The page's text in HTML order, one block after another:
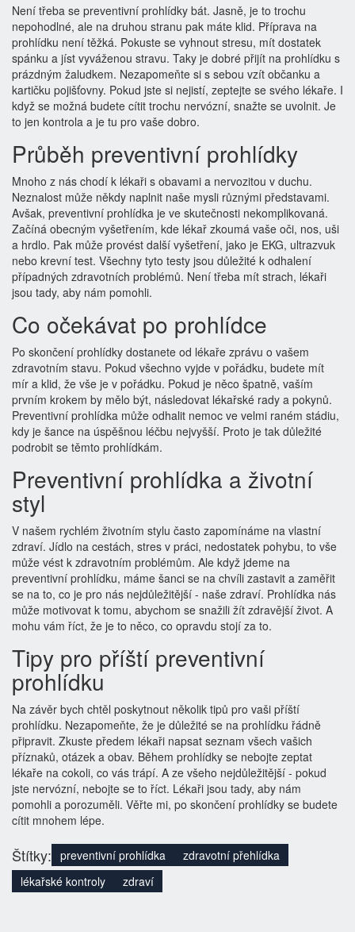
Není třeba se preventivní prohlídky bát. Jasně, je to trochu
nepohodlné, ale na druhou stranu pak máte klid. Příprava na
prohlídku není těžká. Pokuste se vyhnout stresu, mít dostatek
spánku a jíst vyváženou stravu. Taky je dobré přijít na prohlídku s
prázdným žaludkem. Nezapomeňte si s sebou vzít občanku a
kartičku pojišťovny. Pokud jste si nejistí, zeptejte se svého lékaře. I
když se možná budete cítit trochu nervózní, snažte se uvolnit. Je
to jen kontrola a je tu pro vaše dobro.
Průběh preventivní prohlídky
Mnoho z nás chodí k lékaři s obavami a nervozitou v duchu.
Neznalost může někdy naplnit naše mysli různými představami.
Avšak, preventivní prohlídka je ve skutečnosti nekomplikovaná.
Začíná obecným vyšetřením, kde lékař zkoumá vaše oči, nos, uši
a hrdlo. Pak může provést další vyšetření, jako je EKG, ultrazvuk
nebo krevní test. Všechny tyto testy jsou důležité k odhalení
případných zdravotních problémů. Není třeba mít strach, lékaři
jsou tady, aby nám pomohli.
Co očekávat po prohlídce
Po skončení prohlídky dostanete od lékaře zprávu o vašem
zdravotním stavu. Pokud všechno vyjde v pořádku, budete mít
mír a klid, že vše je v pořádku. Pokud je něco špatně, vaším
prvním krokem by mělo být, následovat lékařské rady a pokynů.
Preventivní prohlídka může odhalit nemoc ve velmi raném stádiu,
kdy je šance na úspěšnou léčbu nejvyšší. Proto je tak důležité
podrobit se těmto prohlídkám.
Preventivní prohlídka a životní
styl
V našem rychlém životním stylu často zapomínáme na vlastní
zdraví. Jídlo na cestách, stres v práci, nedostatek pohybu, to vše
může vést k zdravotním problémům. Ale když jdeme na
preventivní prohlídku, máme šanci se na chvíli zastavit a zaměřit
se na to, co je pro nás nejdůležitější - naše zdraví. Prohlídka nás
může motivovat k tomu, abychom se snažili žít zdravější život. A
mohu vám říct, že je to něco, co opravdu stojí za to.
Tipy pro příští preventivní
prohlídku
Na závěr bych chtěl poskytnout několik tipů pro vaši příští
prohlídku. Nezapomeňte, že je důležité se na prohlídku řádně
připravit. Zkuste předem lékaři napsat seznam všech vašich
příznaků, otázek a obav. Během prohlídky se nebojte zeptat
lékaře na cokoli, co vás trápí. A ze všeho nejdůležitější - pokud
jste nervózní, nebojte se to říct. Lékaři jsou tady, aby nám
pomohli a porozuměli. Věřte mi, po skončení prohlídky se budete
cítit mnohem lépe.
Štítky: preventivní prohlídka
zdravotní přehlídka
lékařské kontroly
zdraví